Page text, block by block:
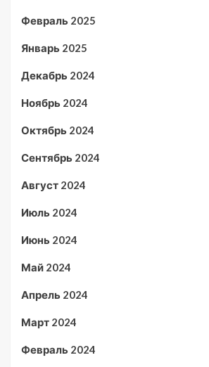
Февраль 2025
Январь 2025
Декабрь 2024
Ноябрь 2024
Октябрь 2024
Сентябрь 2024
Август 2024
Июль 2024
Июнь 2024
Май 2024
Апрель 2024
Март 2024
Февраль 2024